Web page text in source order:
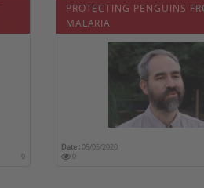
0
PROTECTING PENGUINS
MALARIA
Date :05/05/2020
0